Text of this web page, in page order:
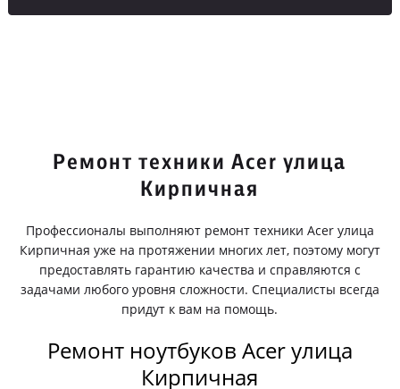
Ремонт техники Acer улица
Кирпичная
Профессионалы выполняют ремонт техники Acer улица
Кирпичная уже на протяжении многих лет, поэтому могут
предоставлять гарантию качества и справляются с
задачами любого уровня сложности. Специалисты всегда
придут к вам на помощь.
Ремонт ноутбуков Acer улица
Кирпичная